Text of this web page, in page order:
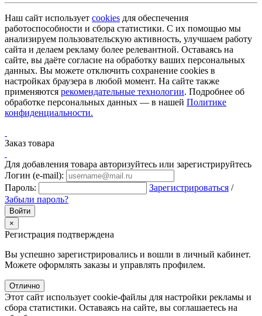
Наш сайт использует cookies для обеспечения
работоспособности и сбора статистики. С их помощью мы
анализируем пользовательскую активность, улучшаем работу
сайта и делаем рекламу более релевантной. Оставаясь на
сайте, вы даёте согласие на обработку ваших персональных
данных. Вы можете отключить сохранение cookies в
настройках браузера в любой момент. На сайте также
применяются рекомендательные технологии. Подробнее об
обработке персональных данных — в нашей Политике
конфиденциальности.
Заказ товара
Для добавления товара авторизуйтесь или зарегистрируйтесь
Логин (e-mail):
Пароль:
Зарегистрироваться /
Забыли пароль?
×
Регистрация подтверждена
Вы успешно зарегистрировались и вошли в личный кабинет.
Можете оформлять заказы и управлять профилем.
Отлично
Этот сайт использует cookie-файлы для настройки рекламы и
сбора статистики. Оставаясь на сайте, вы соглашаетесь на